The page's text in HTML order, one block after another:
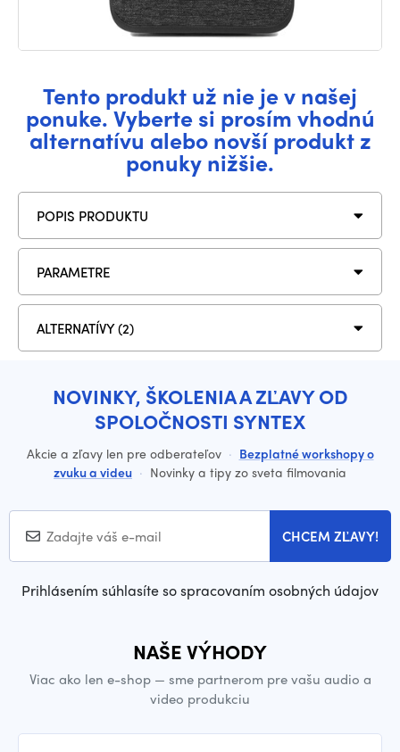
Tento produkt už nie je v našej
ponuke. Vyberte si prosím vhodnú
alternatívu alebo novší produkt z
ponuky nižšie.
POPIS PRODUKTU
PARAMETRE
ALTERNATÍVY (2)
NOVINKY, ŠKOLENIA A ZĽAVY OD
SPOLOČNOSTI SYNTEX
Akcie a zľavy len pre odberateľov · Bezplatné workshopy o
zvuku a videu · Novinky a tipy zo sveta filmovania
CHCEM ZĽAVY!
Prihlásením súhlasíte so spracovaním osobných údajov
NAŠE VÝHODY
Viac ako len e-shop — sme partnerom pre vašu audio a
video produkciu